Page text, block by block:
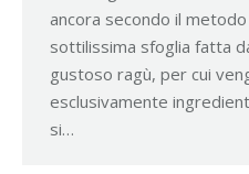
ancora secondo il
sottilissima sfoglia fatta
gustoso ragù, per cui
esclusivamente
si…